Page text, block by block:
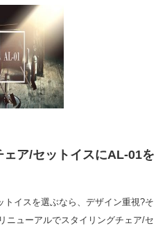
ア/セットイスにAL-01を
イスを選ぶなら、デザイン重視?そ
ニューアルでスタイリングチェア/セ